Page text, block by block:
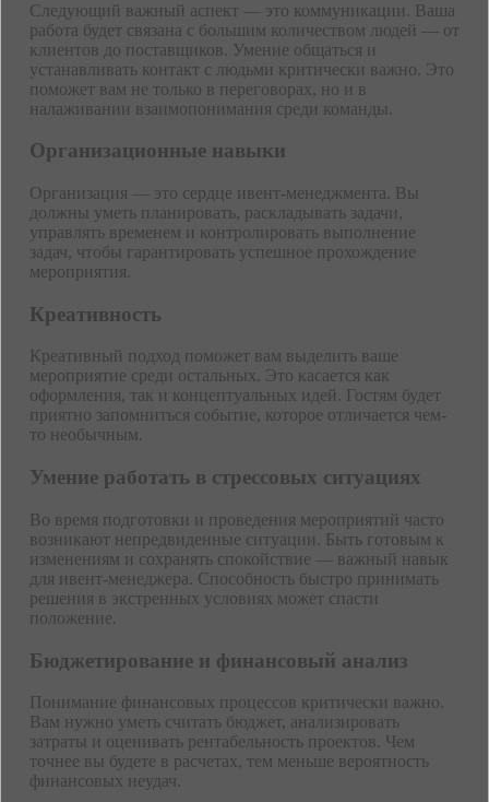
Следующий важный аспект — это коммуникации. Ваша
работа будет связана с большим количеством людей — от
клиентов до поставщиков. Умение общаться и
устанавливать контакт с людьми критически важно. Это
поможет вам не только в переговорах, но и в
налаживании взаимопонимания среди команды.
Организационные навыки
Организация — это сердце ивент-менеджмента. Вы
должны уметь планировать, раскладывать задачи,
управлять временем и контролировать выполнение
задач, чтобы гарантировать успешное прохождение
мероприятия.
Креативность
Креативный подход поможет вам выделить ваше
мероприятие среди остальных. Это касается как
оформления, так и концептуальных идей. Гостям будет
приятно запомниться событие, которое отличается чем-
то необычным.
Умение работать в стрессовых ситуациях
Во время подготовки и проведения мероприятий часто
возникают непредвиденные ситуации. Быть готовым к
изменениям и сохранять спокойствие — важный навык
для ивент-менеджера. Способность быстро принимать
решения в экстренных условиях может спасти
положение.
Бюджетирование и финансовый анализ
Понимание финансовых процессов критически важно.
Вам нужно уметь считать бюджет, анализировать
затраты и оценивать рентабельность проектов. Чем
точнее вы будете в расчетах, тем меньше вероятность
финансовых неудач.